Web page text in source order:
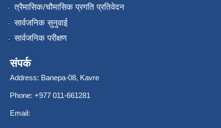
त्रैमासिक/चौमासिक प्रगति प्रतिवेदन
सार्वजनिक सुनुवाई
सार्वजनिक परीक्षण
संपर्क
Address: Banepa-08, Kavre
Phone: +977 011-661281
Email: